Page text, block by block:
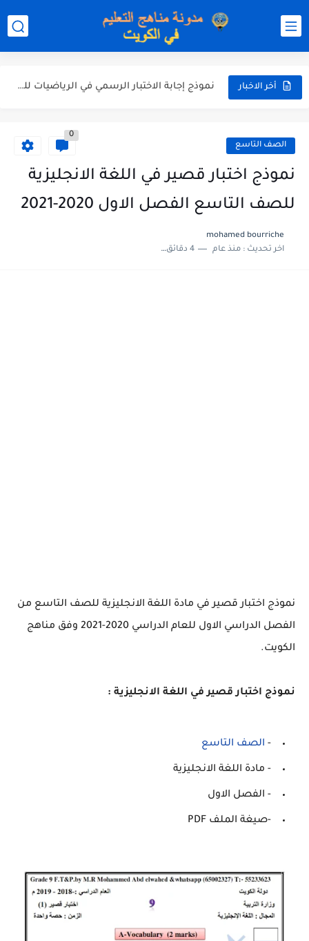
أخر الاخبار
نموذج إجابة الاختبار الرسمي في التربية الاسلامية للصف العاشر الفترة...
نموذج إجابة الاختبار الرسمي في الرياضيات للصف العاشر الفترة الثانية...
مذكرة شاملة في القران الكريم للصف الثاني عشر الفصل الثاني...
مذكرة التغذية في النباتات أحياء الصف الحادي عشر العلمي الفصل...
الصف التاسع
0
نموذج اختبار قصير في اللغة الانجليزية
للصف التاسع الفصل الاول 2020-2021
mohamed bourriche
اخر تحديث :منذ عام 4 دقائق للقراءة
نموذج اختبار قصير في مادة اللغة الانجليزية للصف التاسع من
الفصل الدراسي الاول للعام الدراسي 2020-2021 وفق مناهج
الكويت.
نموذج اختبار قصير في اللغة الانجليزية :
- الصف التاسع
- مادة اللغة الانجليزية
- الفصل الاول
-صيغة الملف PDF